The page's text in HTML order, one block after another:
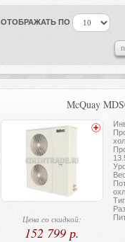
ОТОБРАЖАТЬ ПО
McQuay
Цена со скидкой:
152 799 р.